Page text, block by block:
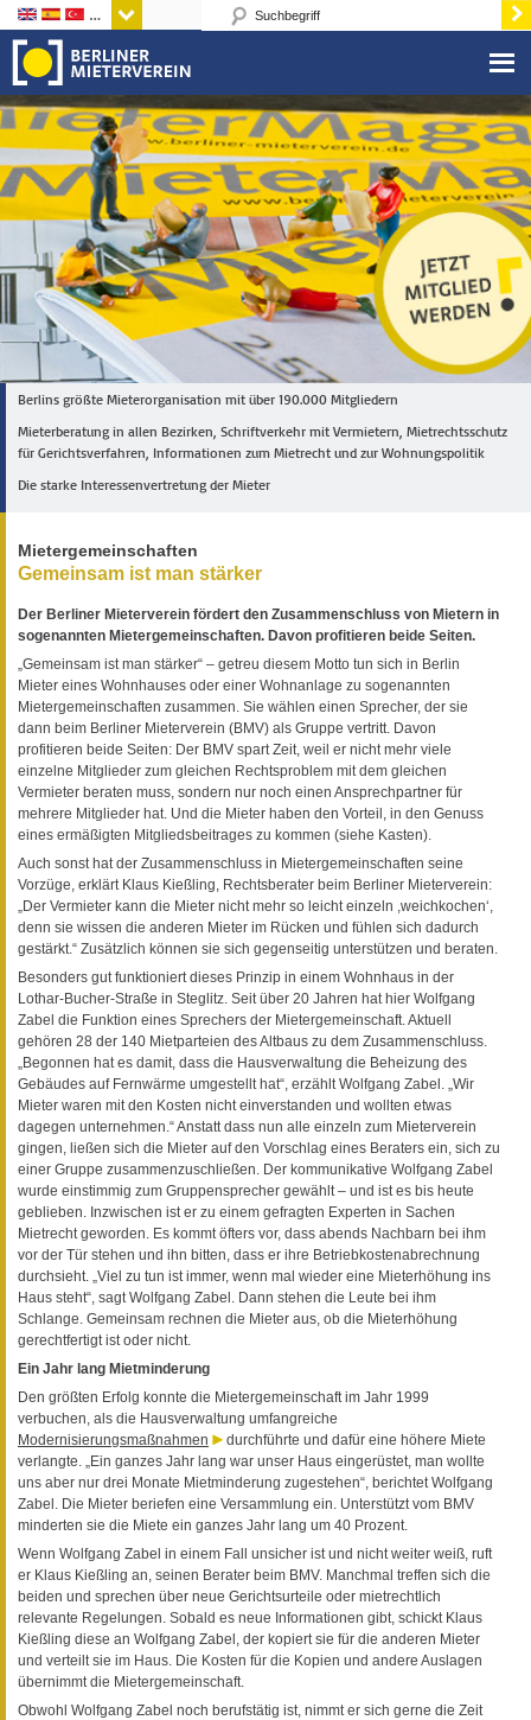
Sprachen
Berlins größte Mieterorganisation mit über 190.000 Mitgliedern
Mieterberatung in allen Bezirken, Schriftverkehr mit Vermietern, Mietrechtsschutz
für Gerichtsverfahren, Informationen zum Mietrecht und zur Wohnungspolitik
Die starke Interessenvertretung der Mieter
Mietergemeinschaften
Gemeinsam ist man stärker
Der Berliner Mieterverein fördert den Zusammenschluss von Mietern in
sogenannten Mietergemeinschaften. Davon profitieren beide Seiten.
„Gemeinsam ist man stärker“ – getreu diesem Motto tun sich in Berlin
Mieter eines Wohnhauses oder einer Wohnanlage zu sogenannten
Mietergemeinschaften zusammen. Sie wählen einen Sprecher, der sie
dann beim Berliner Mieterverein (BMV) als Gruppe vertritt. Davon
profitieren beide Seiten: Der BMV spart Zeit, weil er nicht mehr viele
einzelne Mitglieder zum gleichen Rechtsproblem mit dem gleichen
Vermieter beraten muss, sondern nur noch einen Ansprechpartner für
mehrere Mitglieder hat. Und die Mieter haben den Vorteil, in den Genuss
eines ermäßigten Mitgliedsbeitrages zu kommen (siehe Kasten).
Auch sonst hat der Zusammenschluss in Mietergemeinschaften seine
Vorzüge, erklärt Klaus Kießling, Rechtsberater beim Berliner Mieterverein:
„Der Vermieter kann die Mieter nicht mehr so leicht einzeln ,weichkochen‘,
denn sie wissen die anderen Mieter im Rücken und fühlen sich dadurch
gestärkt.“ Zusätzlich können sie sich gegenseitig unterstützen und beraten.
Besonders gut funktioniert dieses Prinzip in einem Wohnhaus in der
Lothar-Bucher-Straße in Steglitz. Seit über 20 Jahren hat hier Wolfgang
Zabel die Funktion eines Sprechers der Mietergemeinschaft. Aktuell
gehören 28 der 140 Mietparteien des Altbaus zu dem Zusammenschluss.
„Begonnen hat es damit, dass die Hausverwaltung die Beheizung des
Gebäudes auf Fernwärme umgestellt hat“, erzählt Wolfgang Zabel. „Wir
Mieter waren mit den Kosten nicht einverstanden und wollten etwas
dagegen unternehmen.“ Anstatt dass nun alle einzeln zum Mieterverein
gingen, ließen sich die Mieter auf den Vorschlag eines Beraters ein, sich zu
einer Gruppe zusammenzuschließen. Der kommunikative Wolfgang Zabel
wurde einstimmig zum Gruppensprecher gewählt – und ist es bis heute
geblieben. Inzwischen ist er zu einem gefragten Experten in Sachen
Mietrecht geworden. Es kommt öfters vor, dass abends Nachbarn bei ihm
vor der Tür stehen und ihn bitten, dass er ihre Betriebkostenabrechnung
durchsieht. „Viel zu tun ist immer, wenn mal wieder eine Mieterhöhung ins
Haus steht“, sagt Wolfgang Zabel. Dann stehen die Leute bei ihm
Schlange. Gemeinsam rechnen die Mieter aus, ob die Mieterhöhung
gerechtfertigt ist oder nicht.
Ein Jahr lang Mietminderung
Den größten Erfolg konnte die Mietergemeinschaft im Jahr 1999
verbuchen, als die Hausverwaltung umfangreiche
Modernisierungsmaßnahmen
durchführte und dafür eine höhere Miete
verlangte. „Ein ganzes Jahr lang war unser Haus eingerüstet, man wollte
uns aber nur drei Monate Mietminderung zugestehen“, berichtet Wolfgang
Zabel. Die Mieter beriefen eine Versammlung ein. Unterstützt vom BMV
minderten sie die Miete ein ganzes Jahr lang um 40 Prozent.
Wenn Wolfgang Zabel in einem Fall unsicher ist und nicht weiter weiß, ruft
er Klaus Kießling an, seinen Berater beim BMV. Manchmal treffen sich die
beiden und sprechen über neue Gerichtsurteile oder mietrechtlich
relevante Regelungen. Sobald es neue Informationen gibt, schickt Klaus
Kießling diese an Wolfgang Zabel, der kopiert sie für die anderen Mieter
und verteilt sie im Haus. Die Kosten für die Kopien und andere Auslagen
übernimmt die Mietergemeinschaft.
Obwohl Wolfgang Zabel noch berufstätig ist, nimmt er sich gerne die Zeit